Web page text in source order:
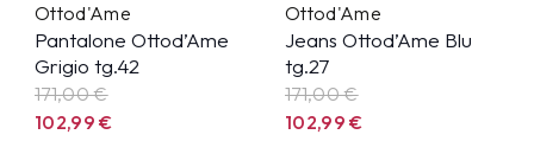
Ottod'Ame
Pantalone Ottod’Ame
Grigio tg.42
171,00 €
102,99€
Ottod'Ame
Jeans Ottod’Ame Blu
tg.27
171,00 €
102,99€